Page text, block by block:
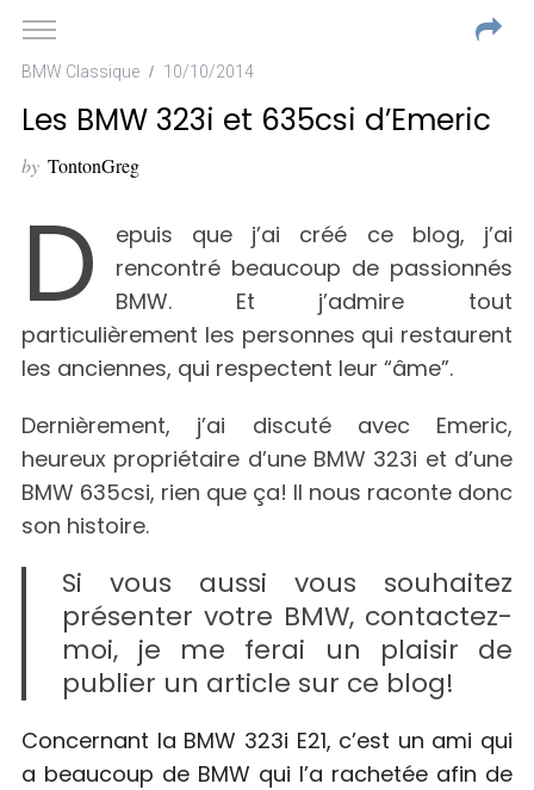
BMW Classique 10/10/2014
Les BMW 323i et 635csi d’Emeric
by TontonGreg
D
epuis que j’ai créé ce blog, j’ai
rencontré beaucoup de passionnés
BMW. Et j’admire tout
particulièrement les personnes qui restaurent
les anciennes, qui respectent leur “âme”.
Dernièrement, j’ai discuté avec Emeric,
heureux propriétaire d’une BMW 323i et d’une
BMW 635csi, rien que ça! Il nous raconte donc
son histoire.
Si vous aussi vous souhaitez
présenter votre BMW, contactez-
moi, je me ferai un plaisir de
publier un article sur ce blog!
Concernant la BMW 323i E21, c’est un ami qui
a beaucoup de BMW qui l’a rachetée afin de